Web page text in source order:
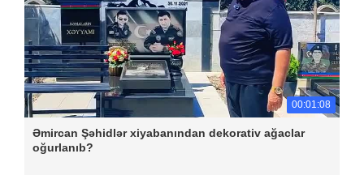
00:01:08
Əmircan Şəhidlər xiyabanından dekorativ ağaclar
oğurlanıb?